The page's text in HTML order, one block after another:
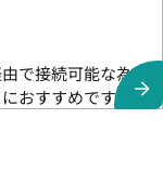
で接続可能な為、
おすすめです。